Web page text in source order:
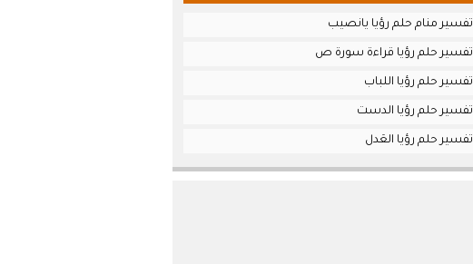
تفسير منام حلم رؤيا يانصيب
تفسير حلم رؤيا قراءة سورة ص
تفسير حلم رؤيا اللباب
تفسير حلم رؤيا الدست
تفسير حلم رؤيا العَدل